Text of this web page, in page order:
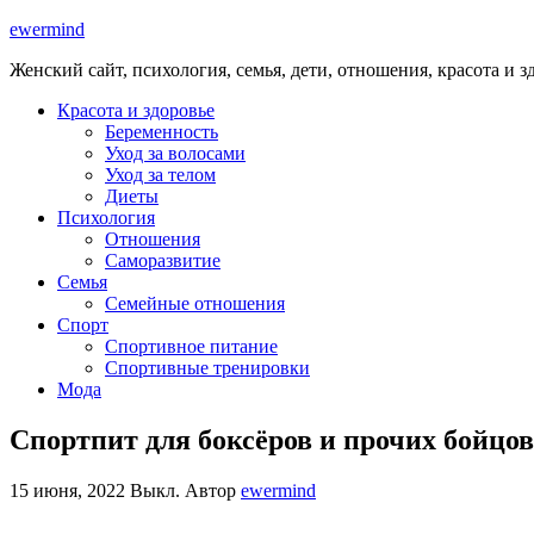
ewermind
Женский сайт, психология, семья, дети, отношения, красота и
Красота и здоровье
Беременность
Уход за волосами
Уход за телом
Диеты
Психология
Отношения
Саморазвитие
Семья
Семейные отношения
Спорт
Спортивное питание
Спортивные тренировки
Мода
Спортпит для боксёров и прочих бойцов
15 июня, 2022 Выкл. Автор ewermind